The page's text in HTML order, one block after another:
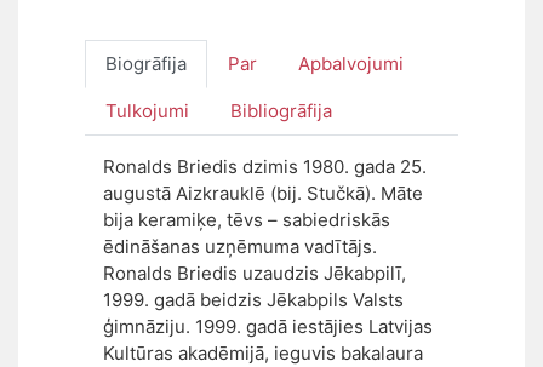
Biogrāfija Par Apbalvojumi
Tulkojumi Bibliogrāfija
Ronalds Briedis dzimis 1980. gada 25.
augustā Aizkrauklē (bij. Stučkā). Māte
bija keramiķe, tēvs – sabiedriskās
ēdināšanas uzņēmuma vadītājs.
Ronalds Briedis uzaudzis Jēkabpilī,
1999. gadā beidzis Jēkabpils Valsts
ģimnāziju. 1999. gadā iestājies Latvijas
Kultūras akadēmijā, ieguvis bakalaura